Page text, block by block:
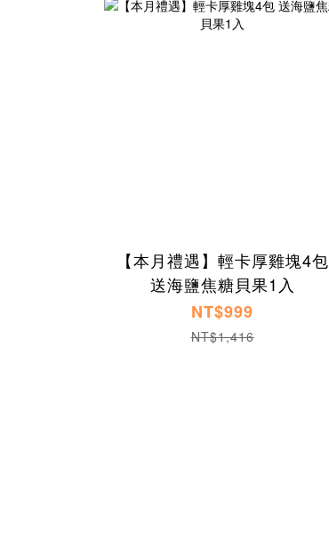
【本月禮遇】輕卡厚雞塊4包
送海鹽焦糖貝果1入
NT$999
NT$1,416